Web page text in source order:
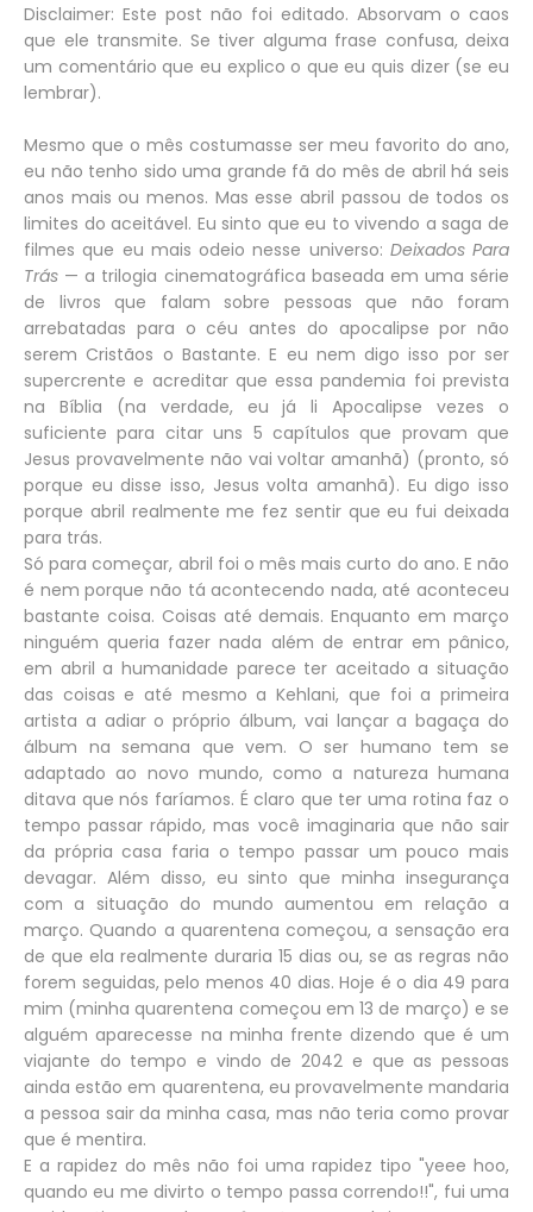
Disclaimer: Este post não foi editado. Absorvam o caos
que ele transmite. Se tiver alguma frase confusa, deixa
um comentário que eu explico o que eu quis dizer (se eu
lembrar).
Mesmo que o mês costumasse ser meu favorito do ano,
eu não tenho sido uma grande fã do mês de abril há seis
anos mais ou menos. Mas esse abril passou de todos os
limites do aceitável. Eu sinto que eu to vivendo a saga de
filmes que eu mais odeio nesse universo: Deixados Para
Trás — a trilogia cinematográfica baseada em uma série
de livros que falam sobre pessoas que não foram
arrebatadas para o céu antes do apocalipse por não
serem Cristãos o Bastante. E eu nem digo isso por ser
supercrente e acreditar que essa pandemia foi prevista
na Bíblia (na verdade, eu já li Apocalipse vezes o
suficiente para citar uns 5 capítulos que provam que
Jesus provavelmente não vai voltar amanhã) (pronto, só
porque eu disse isso, Jesus volta amanhã). Eu digo isso
porque abril realmente me fez sentir que eu fui deixada
para trás.
Só para começar, abril foi o mês mais curto do ano. E não
é nem porque não tá acontecendo nada, até aconteceu
bastante coisa. Coisas até demais. Enquanto em março
ninguém queria fazer nada além de entrar em pânico,
em abril a humanidade parece ter aceitado a situação
das coisas e até mesmo a Kehlani, que foi a primeira
artista a adiar o próprio álbum, vai lançar a bagaça do
álbum na semana que vem. O ser humano tem se
adaptado ao novo mundo, como a natureza humana
ditava que nós faríamos. É claro que ter uma rotina faz o
tempo passar rápido, mas você imaginaria que não sair
da própria casa faria o tempo passar um pouco mais
devagar. Além disso, eu sinto que minha insegurança
com a situação do mundo aumentou em relação a
março. Quando a quarentena começou, a sensação era
de que ela realmente duraria 15 dias ou, se as regras não
forem seguidas, pelo menos 40 dias. Hoje é o dia 49 para
mim (minha quarentena começou em 13 de março) e se
alguém aparecesse na minha frente dizendo que é um
viajante do tempo e vindo de 2042 e que as pessoas
ainda estão em quarentena, eu provavelmente mandaria
a pessoa sair da minha casa, mas não teria como provar
que é mentira.
E a rapidez do mês não foi uma rapidez tipo "yeee hoo,
quando eu me divirto o tempo passa correndo!!", fui uma